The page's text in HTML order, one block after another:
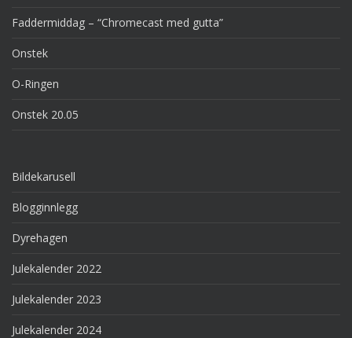
Faddermiddag – “Chromecast med gutta”
Onstek
O-Ringen
Onstek 20.05
Bildekarusell
Blogginnlegg
Dyrehagen
Julekalender 2022
Julekalender 2023
Julekalender 2024